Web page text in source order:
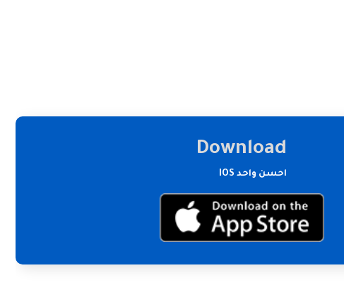
Download
احسن واحد IOS